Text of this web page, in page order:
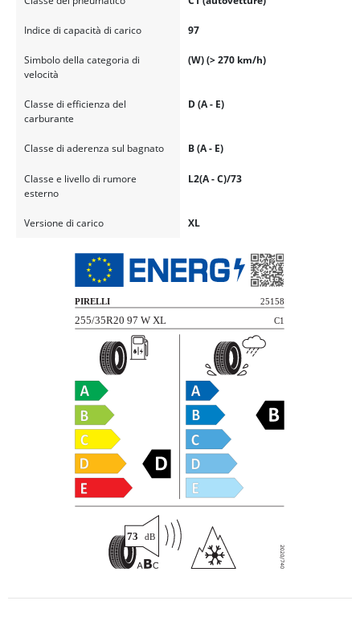
Indice di capacità di carico 97
Simbolo della categoria di
velocità
(W) (> 270 km/h)
Classe di efficienza del
carburante
D (A - E)
Classe di aderenza sul bagnato B (A - E)
Classe e livello di rumore
esterno
L2(A - C)/73
Versione di carico XL